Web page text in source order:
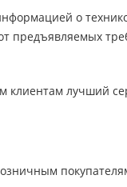
о
клиентам лучший